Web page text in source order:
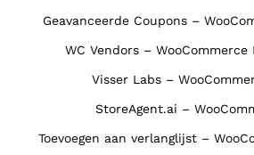
Geavanceerde Coupons –
WC Vendors –
Visser Labs –
StoreAgent.ai –
Toevoegen aan verlanglijst –